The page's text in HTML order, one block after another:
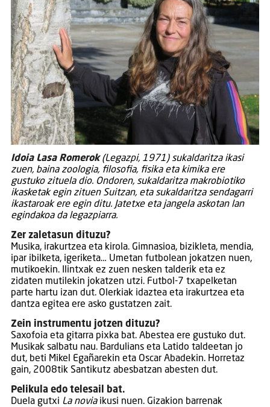
Idoia Lasa Romerok(Legazpi, 1971) sukaldaritza ikasi
zuen, baina zoologia, filosofia, fisika eta kimika ere
gustuko zituela dio. Ondoren, sukaldaritza makrobiotiko
ikasketak egin zituen Suitzan, eta sukaldaritza sendagarri
ikastaroak ere egin ditu. Jatetxe eta jangela askotan lan
egindakoa da legazpiarra.
Zer zaletasun dituzu?
Musika, irakurtzea eta kirola. Gimnasioa, bizikleta, mendia,
ipar ibilketa, igeriketa… Umetan futbolean jokatzen nuen,
mutikoekin. Ilintxak ez zuen nesken talderik eta ez
zidaten mutilekin jokatzen utzi. Futbol-7 txapelketan
parte hartu izan dut. Olerkiak idaztea eta irakurtzea eta
dantza egitea ere asko gustatzen zait.
Zein instrumentu jotzen dituzu?
Saxofoia eta gitarra pixka bat. Abestea ere gustuko dut.
Musikak salbatu nau. Bardulians eta Latido taldeetan jo
dut, beti Mikel Egañarekin eta Oscar Abadekin. Horretaz
gain, 2008tik Santikutz abesbatzan abesten dut.
Pelikula edo telesail bat.
Duela gutxi La noviaikusi nuen. Gizakion barrenak